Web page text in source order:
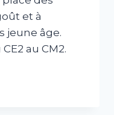
et à
jeune âge.
au CM2.